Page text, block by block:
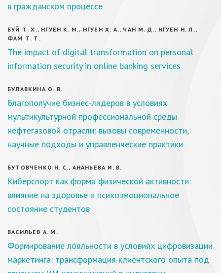
в гражданском процессе
БУЙ Т. Х., НГУЕН К. М., НГУЕН Х. А., ЧАН М. Д., НГУЕН Н. Л.,
ФАМ Т. Т.
The impact of digital transformation on personal
information security in online banking services
БУЛАВКИНА О. В.
Благополучие бизнес-лидеров в условиях
мультикультурной профессиональной среды
нефтегазовой отрасли: вызовы современности,
научные подходы и управленческие практики
БУТОВЧЕНКО Н. С., АНАНЬЕВА И. В.
Киберспорт как форма физической активности:
влияние на здоровье и психоэмоциональное
состояние студентов
ВАСИЛЬЕВ А. М.
Формирование лояльности в условиях цифровизации
маркетинга: трансформация клиентского опыта под